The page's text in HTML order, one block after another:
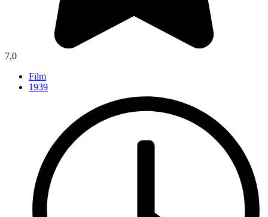
7,0
Film
1939